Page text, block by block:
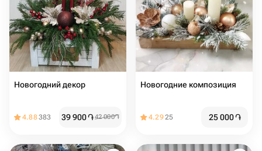
Новогодний декор
4.88383 39 900֏42 000֏
Новогодние композиция
4.2925 25 000֏